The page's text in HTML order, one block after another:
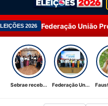
União Progressista amplia
Sebrae receb... Federação Un...